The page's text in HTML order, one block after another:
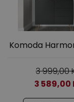
Komoda
3 999,00
3 589,00